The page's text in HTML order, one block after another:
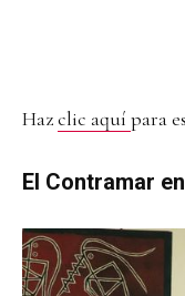
Hazclic aquí para
El Contramar